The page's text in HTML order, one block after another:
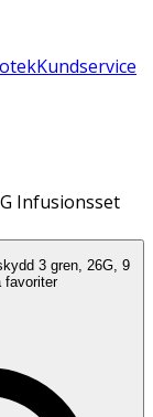
Kundservice
Infusionsset
3 gren, 26G, 9
favoriter